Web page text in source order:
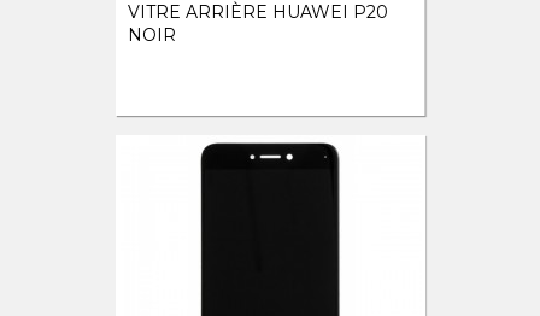
VITRE ARRIÈRE HUAWEI P20
NOIR